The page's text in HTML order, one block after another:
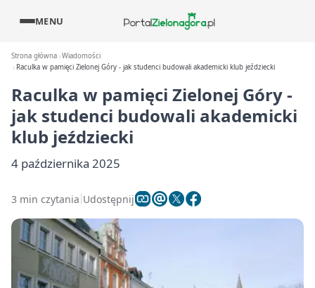
MENU
Strona główna Wiadomości
Raculka w pamięci Zielonej Góry - jak studenci budowali akademicki klub jeździecki
Raculka w pamięci Zielonej Góry -
jak studenci budowali akademicki
klub jeździecki
4 października 2025
3 min czytania Udostępnij